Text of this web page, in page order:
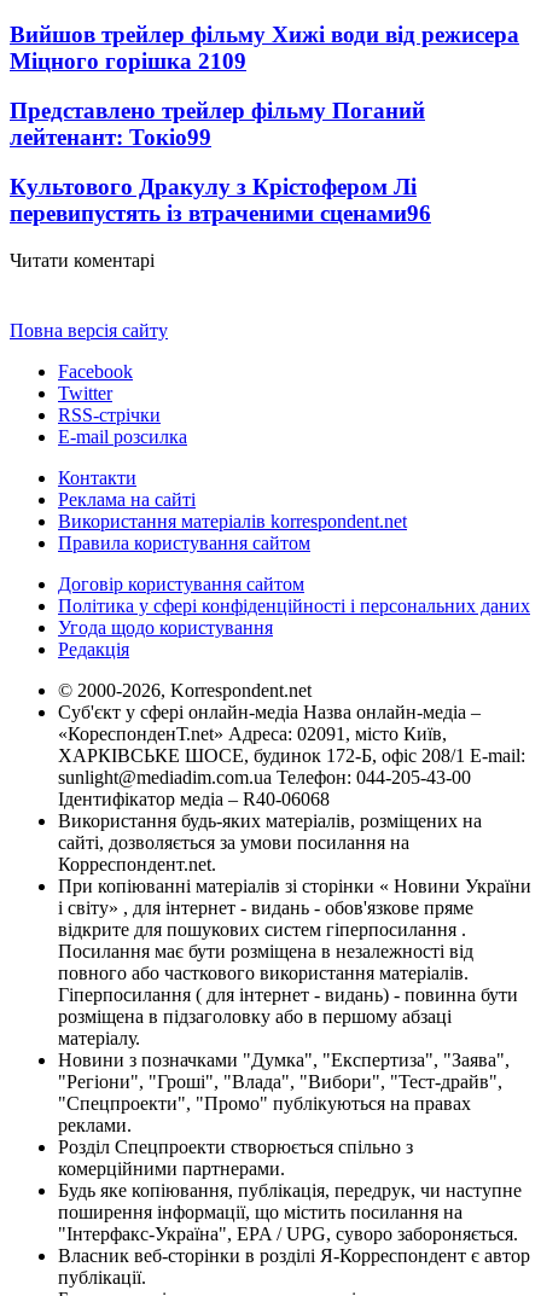
Вийшов трейлер фільму Хижі води від режисера
Міцного горішка 2109
Представлено трейлер фільму Поганий
лейтенант: Токіо99
Культового Дракулу з Крістофером Лі
перевипустять із втраченими сценами96
Читати коментарі
Повна версія сайту
Facebook
Twitter
RSS-стрічки
E-mail розсилка
Контакти
Реклама на сайті
Використання матеріалів korrespondent.net
Правила користування сайтом
Договір користування сайтом
Політика у сфері конфіденційності і персональних даних
Угода щодо користування
Редакція
© 2000-2026, Korrespondent.net
Суб'єкт у сфері онлайн-медіа Назва онлайн-медіа –
«КореспонденТ.net» Адреса: 02091, місто Київ,
ХАРКІВСЬКЕ ШОСЕ, будинок 172-Б, офіс 208/1 E-mail:
sunlight@mediadim.com.ua Телефон: 044-205-43-00
Ідентифікатор медіа – R40-06068
Використання будь-яких матеріалів, розміщених на
сайті, дозволяється за умови посилання на
Корреспондент.net.
При копіюванні матеріалів зі сторінки « Новини України
і світу» , для інтернет - видань - обов'язкове пряме
відкрите для пошукових систем гіперпосилання .
Посилання має бути розміщена в незалежності від
повного або часткового використання матеріалів.
Гіперпосилання ( для інтернет - видань) - повинна бути
розміщена в підзаголовку або в першому абзаці
матеріалу.
Новини з позначками "Думка", "Експертиза", "Заява",
"Регіони", "Гроші", "Влада", "Вибори", "Тест-драйв",
"Спецпроекти", "Промо" публікуються на правах
реклами.
Розділ Спецпроекти створюється спільно з
комерційними партнерами.
Будь яке копіювання, публікація, передрук, чи наступне
поширення інформації, що містить посилання на
"Інтерфакс-Україна", EPA / UPG, суворо забороняється.
Власник веб-сторінки в розділі Я-Корреспондент є автор
публікації.